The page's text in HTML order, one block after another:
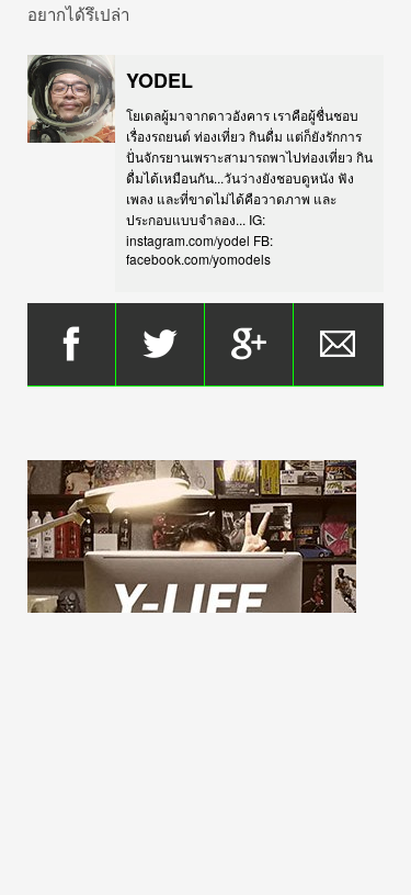
อยากได้รึเปล่า
YODEL
โยเดลผู้มาจากดาวอังคาร เราคือผู้ชื่นชอบ
เรื่องรถยนต์ ท่องเที่ยว กินดื่ม แต่ก็ยังรักการ
ปั่นจักรยานเพราะสามารถพาไปท่องเที่ยว กิน
ดื่มได้เหมือนกัน...วันว่างยังชอบดูหนัง ฟัง
เพลง และที่ขาดไม่ได้คือวาดภาพ และ
ประกอบแบบจำลอง... IG:
instagram.com/yodel FB:
facebook.com/yomodels